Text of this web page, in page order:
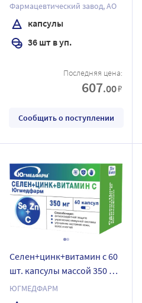
Фармацевтический завод, АО
капсулы
36 шт в уп.
Последняя цена:
607.00₽
Сообщить о поступлении
Селен+цинк+витамин с 60
шт. капсулы массой 350 мг/
югмедфарм
ЮГМЕДФАРМ